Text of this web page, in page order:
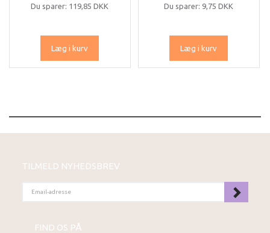
Du sparer: 119,85 DKK
Læg i kurv
Du sparer: 9,75 DKK
Læg i kurv
TILMELD NYHEDSBREV
ADRESSE
FIND OS PÅ